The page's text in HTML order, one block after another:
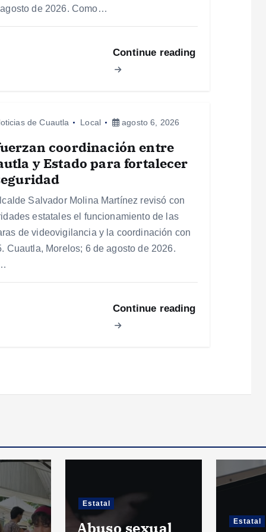
de 2026. Como…
Continue reading
de Cuautla Local agosto 6, 2026
coordinación entre
y Estado para fortalecer
Salvador Molina Martínez revisó con
estatales el funcionamiento de las
de videovigilancia y la coordinación con
Cuautla, Morelos; 6 de agosto de 2026.
Continue reading
Estatal
Abuso sexual Estatal